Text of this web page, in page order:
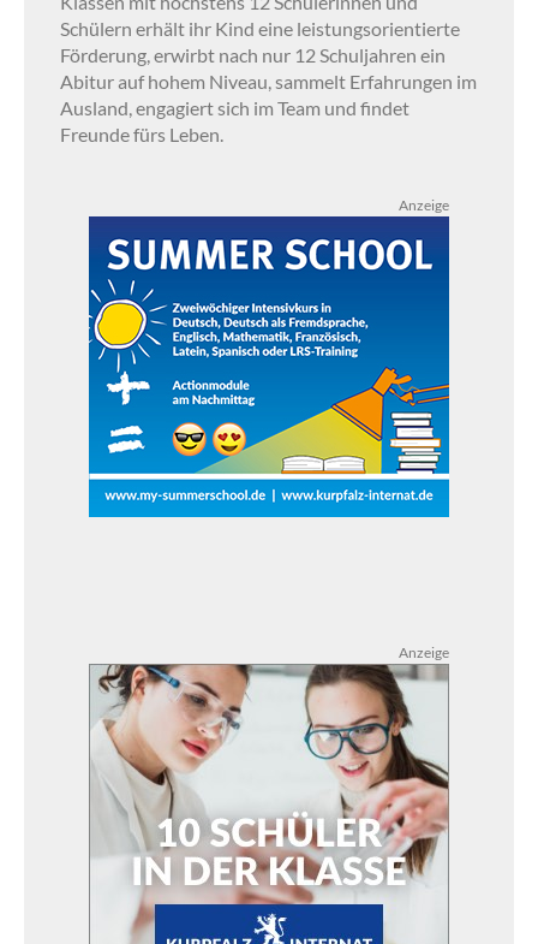
Schülern erhält ihr Kind eine leistungsorientierte
Förderung, erwirbt nach nur 12 Schuljahren ein
Abitur auf hohem Niveau, sammelt Erfahrungen im
Ausland, engagiert sich im Team und findet
Freunde fürs Leben.
Anzeige
Anzeige